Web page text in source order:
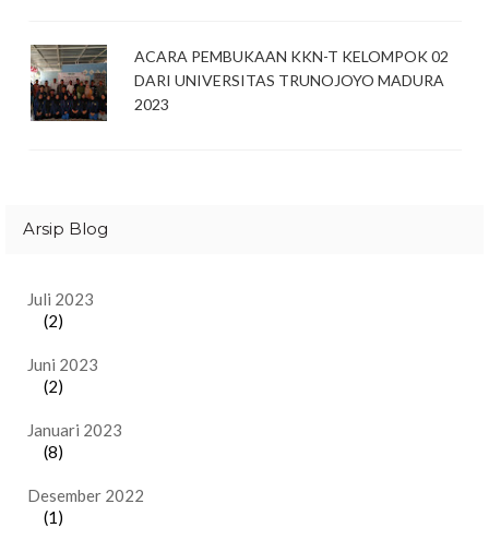
ACARA PEMBUKAAN KKN-T KELOMPOK 02
DARI UNIVERSITAS TRUNOJOYO MADURA
2023
Arsip Blog
Juli 2023
(2)
Juni 2023
(2)
Januari 2023
(8)
Desember 2022
(1)